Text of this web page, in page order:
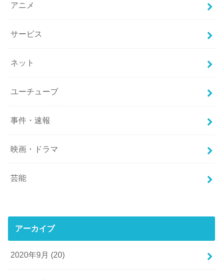
アニメ
サービス
ネット
ユーチューブ
事件・速報
映画・ドラマ
芸能
アーカイブ
2020年9月 (20)